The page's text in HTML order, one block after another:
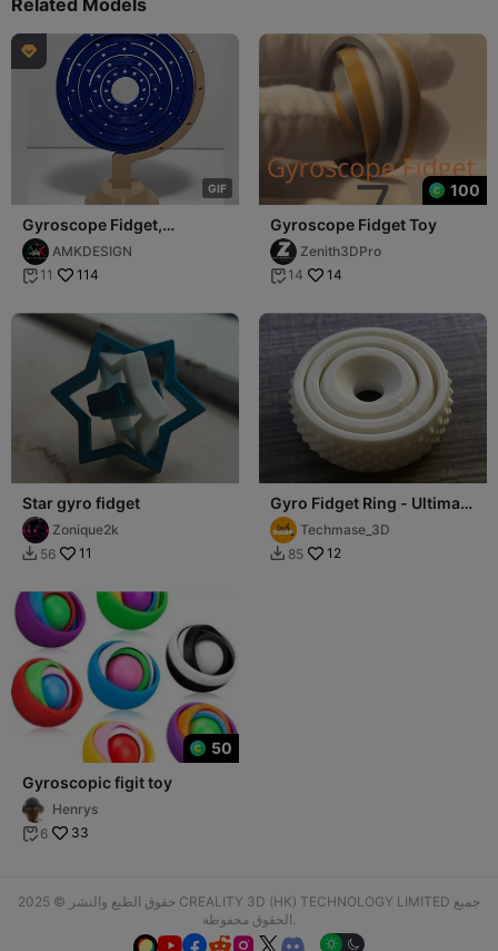
GIF

Gyroscope Fidget,
Desktop Gyroscope
Model, 3D Desk Toys
AMKDESIGN
 11 114
100
Gyroscope Fidget Toy
Zenith3DPro
 14 14
Star gyro fidget
Zonique2k
 56 11
Gyro Fidget Ring - Ultimate
Kinetic Desk & Pocket Toy!
Techmase_3D
 85 12
50
Gyroscopic figit toy
Henrys
 6 33
حقوق الطبع والنشر © 2025 CREALITY 3D (HK) TECHNOLOGY LIMITED جميع
الحقوق محفوظة.
  